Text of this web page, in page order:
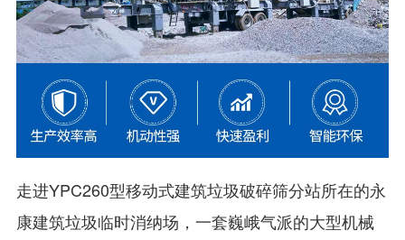
走进YPC260型移动式建筑垃圾破碎筛分站所在的永
康建筑垃圾临时消纳场，一套巍峨气派的大型机械